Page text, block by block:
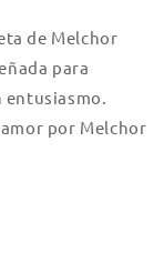
de Melchor
para
entusiasmo.
por Melchor